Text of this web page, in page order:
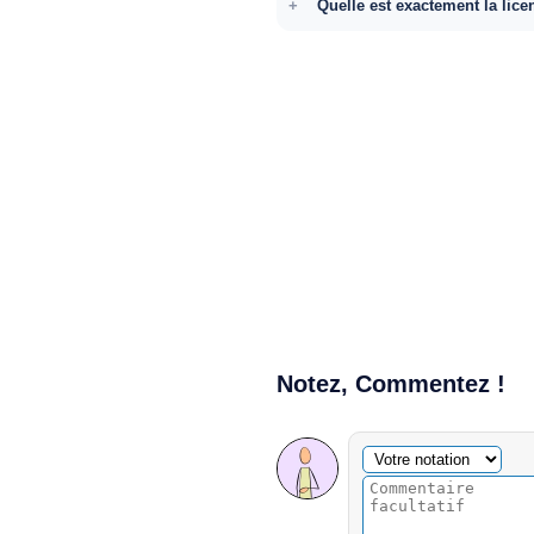
Quelle est exactement la
Notez, Commentez !
Commentaire facultatif
Votre notation